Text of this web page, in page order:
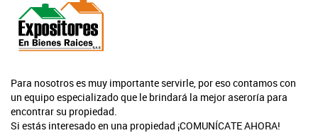
Para nosotros es muy importante servirle, por eso contamos con
un equipo especializado que le brindará la mejor aseroría para
encontrar su propiedad.
Si estás interesado en una propiedad ¡COMUNÍCATE AHORA!